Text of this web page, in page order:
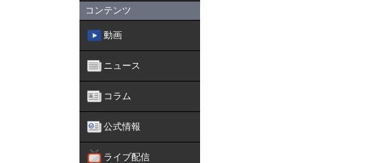
コンテンツ
動画
ニュース
コラム
公式情報
ライブ配信